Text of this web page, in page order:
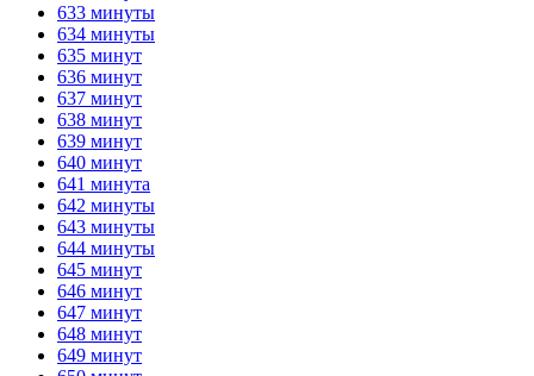
633 минуты
634 минуты
635 минут
636 минут
637 минут
638 минут
639 минут
640 минут
641 минута
642 минуты
643 минуты
644 минуты
645 минут
646 минут
647 минут
648 минут
649 минут